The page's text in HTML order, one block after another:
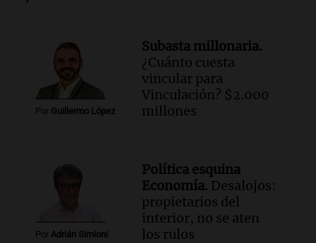
Panorama Federal
Episodios
Por Guillermo López
Subasta millonaria.
¿Cuánto cuesta
vincular para
Vinculación? $2.000
millones
Por Adrián Simioni
Política esquina
Economía. Desalojos:
propietarios del
interior, no se aten
los rulos